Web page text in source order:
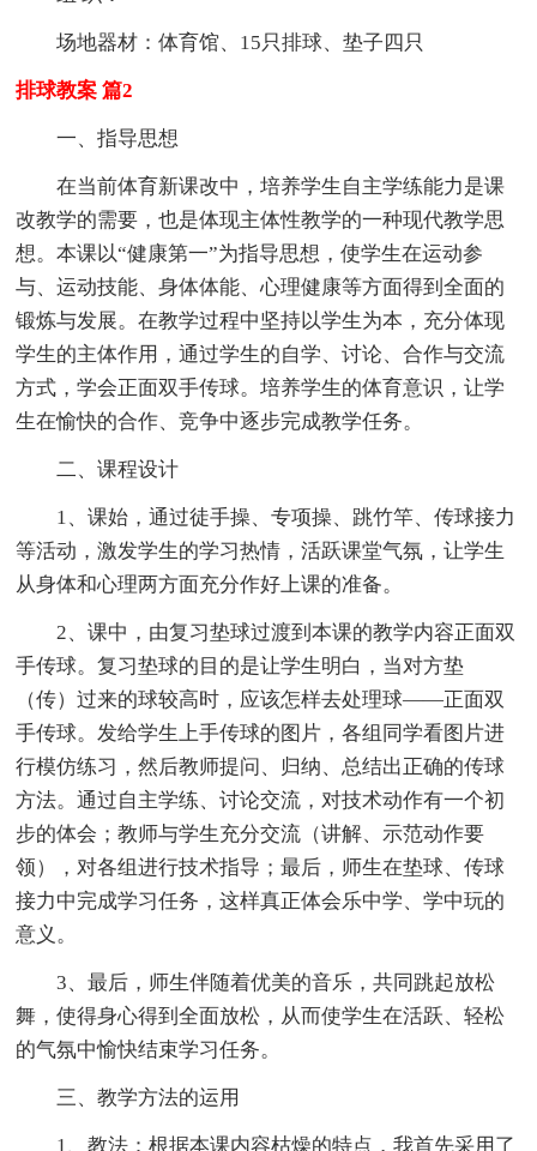
场地器材：体育馆、15只排球、垫子四只
排球教案 篇2
一、指导思想
在当前体育新课改中，培养学生自主学练能力是课
改教学的需要，也是体现主体性教学的一种现代教学思
想。本课以“健康第一”为指导思想，使学生在运动参
与、运动技能、身体体能、心理健康等方面得到全面的
锻炼与发展。在教学过程中坚持以学生为本，充分体现
学生的主体作用，通过学生的自学、讨论、合作与交流
方式，学会正面双手传球。培养学生的体育意识，让学
生在愉快的合作、竞争中逐步完成教学任务。
二、课程设计
1、课始，通过徒手操、专项操、跳竹竿、传球接力
等活动，激发学生的学习热情，活跃课堂气氛，让学生
从身体和心理两方面充分作好上课的准备。
2、课中，由复习垫球过渡到本课的教学内容正面双
手传球。复习垫球的目的是让学生明白，当对方垫
（传）过来的球较高时，应该怎样去处理球——正面双
手传球。发给学生上手传球的图片，各组同学看图片进
行模仿练习，然后教师提问、归纳、总结出正确的传球
方法。通过自主学练、讨论交流，对技术动作有一个初
步的体会；教师与学生充分交流（讲解、示范动作要
领），对各组进行技术指导；最后，师生在垫球、传球
接力中完成学习任务，这样真正体会乐中学、学中玩的
意义。
3、最后，师生伴随着优美的音乐，共同跳起放松
舞，使得身心得到全面放松，从而使学生在活跃、轻松
的气氛中愉快结束学习任务。
三、教学方法的运用
1、教法：根据本课内容枯燥的特点，我首先采用了